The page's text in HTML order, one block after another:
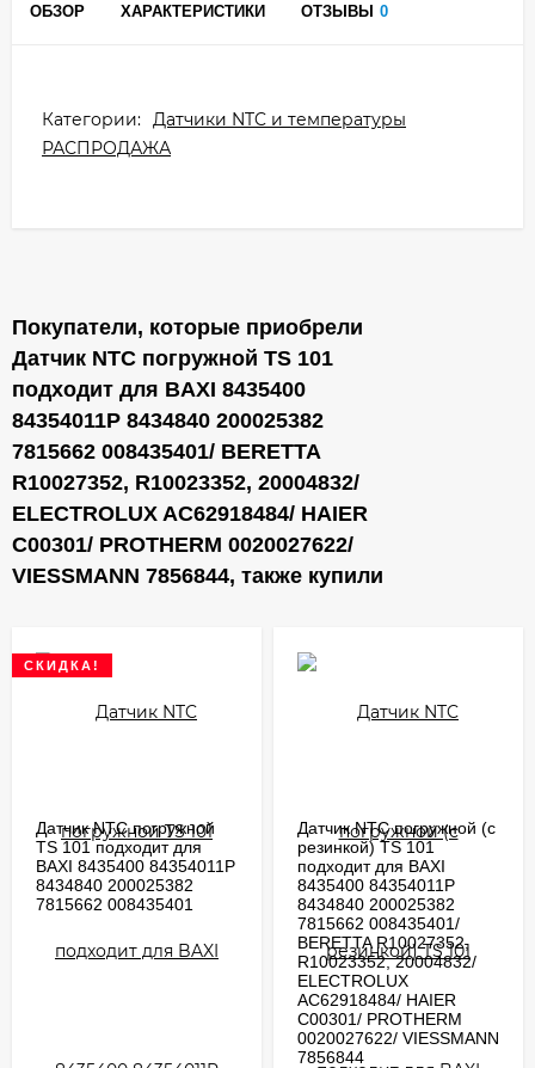
ОБЗОР ХАРАКТЕРИСТИКИ ОТЗЫВЫ 0
Категории: Датчики NTC и температуры
РАСПРОДАЖА
Покупатели, которые приобрели
Датчик NTC погружной TS 101
подходит для BAXI 8435400
84354011P 8434840 200025382
7815662 008435401/ BERETTA
R10027352, R10023352, 20004832/
ELECTROLUX AC62918484/ HAIER
C00301/ PROTHERM 0020027622/
VIESSMANN 7856844, также купили
СКИДКА!
Датчик NTC погружной
TS 101 подходит для
BAXI 8435400 84354011P
8434840 200025382
7815662 008435401
Датчик NTC погружной (с
резинкой) TS 101
подходит для BAXI
8435400 84354011P
8434840 200025382
7815662 008435401/
BERETTA R10027352,
R10023352, 20004832/
ELECTROLUX
AC62918484/ HAIER
C00301/ PROTHERM
0020027622/ VIESSMANN
7856844